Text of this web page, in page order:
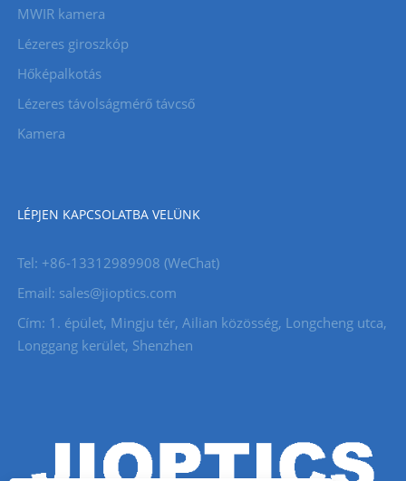
MWIR kamera
Lézeres giroszkóp
Hőképalkotás
Lézeres távolságmérő távcső
Kamera
LÉPJEN KAPCSOLATBA VELÜNK
Tel: +86-13312989908 (WeChat)
Email: sales@jioptics.com
Cím: 1. épület, Mingju tér, Ailian közösség, Longcheng utca,
Longgang kerület, Shenzhen